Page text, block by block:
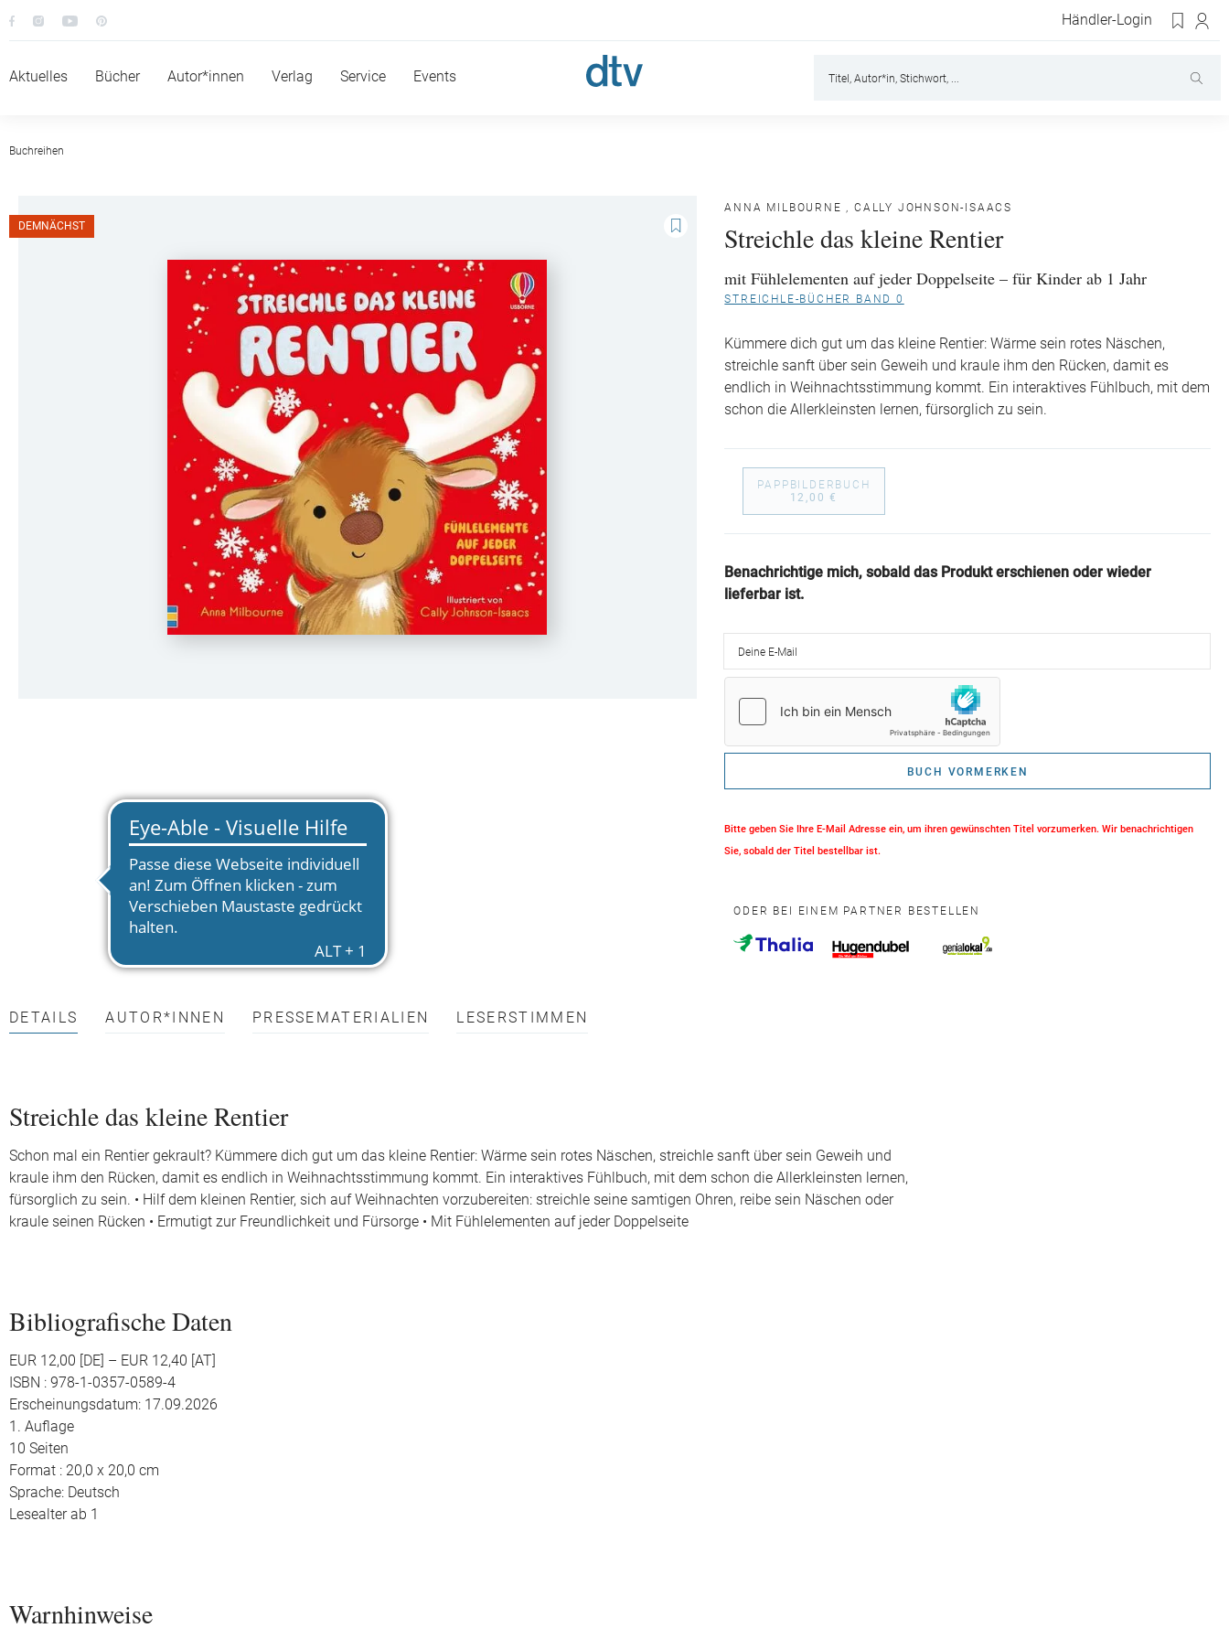
Händler-Login
Aktuelles Bücher Autor*innen Verlag Service Events
Buchreihen
DEMNÄCHST
ANNA MILBOURNE , CALLY JOHNSON-ISAACS
Streichle das kleine Rentier
mit Fühlelementen auf jeder Doppelseite – für Kinder ab 1 Jahr
STREICHLE-BÜCHER BAND 0
Kümmere dich gut um das kleine Rentier: Wärme sein rotes Näschen,
streichle sanft über sein Geweih und kraule ihm den Rücken, damit es
endlich in Weihnachtsstimmung kommt. Ein interaktives Fühlbuch, mit dem
schon die Allerkleinsten lernen, fürsorglich zu sein.
PAPPBILDERBUCH
12,00 €
Benachrichtige mich, sobald das Produkt erschienen oder wieder
lieferbar ist.
BUCH VORMERKEN
Bitte geben Sie Ihre E-Mail Adresse ein, um ihren gewünschten Titel vorzumerken. Wir benachrichtigen
Sie, sobald der Titel bestellbar ist.
ODER BEI EINEM PARTNER BESTELLEN
DETAILS AUTOR*INNEN PRESSEMATERIALIEN LESERSTIMMEN
Streichle das kleine Rentier
Schon mal ein Rentier gekrault? Kümmere dich gut um das kleine Rentier: Wärme sein rotes Näschen, streichle sanft über sein Geweih und
kraule ihm den Rücken, damit es endlich in Weihnachtsstimmung kommt. Ein interaktives Fühlbuch, mit dem schon die Allerkleinsten lernen,
fürsorglich zu sein. • Hilf dem kleinen Rentier, sich auf Weihnachten vorzubereiten: streichle seine samtigen Ohren, reibe sein Näschen oder
kraule seinen Rücken • Ermutigt zur Freundlichkeit und Fürsorge • Mit Fühlelementen auf jeder Doppelseite
Bibliografische Daten
EUR 12,00 [DE] – EUR 12,40 [AT]
ISBN : 978-1-0357-0589-4
Erscheinungsdatum: 17.09.2026
1. Auflage
10 Seiten
Format : 20,0 x 20,0 cm
Sprache: Deutsch
Lesealter ab 1
Warnhinweise